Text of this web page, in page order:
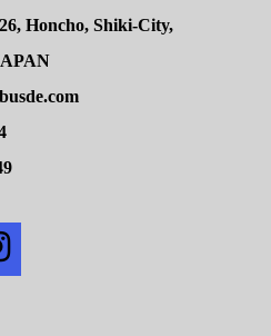
Honcho, Shiki-City,